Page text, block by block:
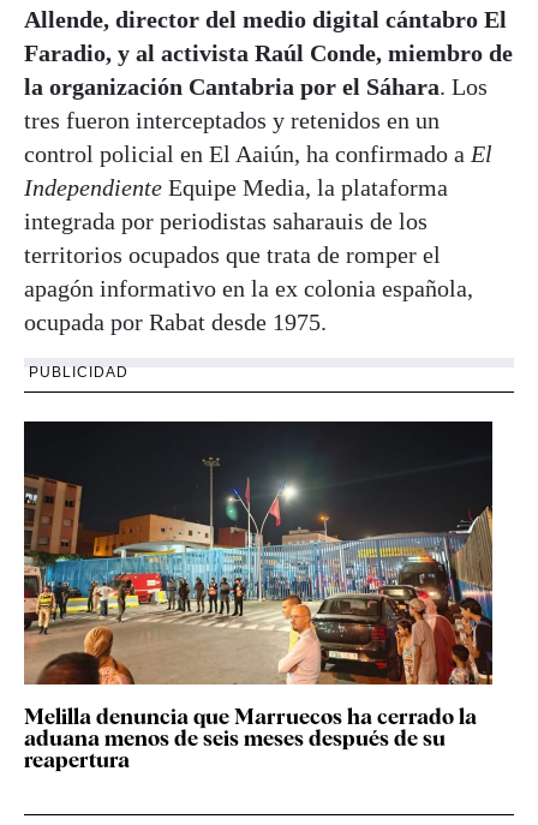
Allende, director del medio digital cántabro El
Faradio, y al activista Raúl Conde, miembro de
la organización Cantabria por el Sáhara. Los
tres fueron interceptados y retenidos en un
control policial en El Aaiún, ha confirmado a El
Independiente Equipe Media, la plataforma
integrada por periodistas saharauis de los
territorios ocupados que trata de romper el
apagón informativo en la ex colonia española,
ocupada por Rabat desde 1975.
PUBLICIDAD
Melilla denuncia que Marruecos ha cerrado la
aduana menos de seis meses después de su
reapertura